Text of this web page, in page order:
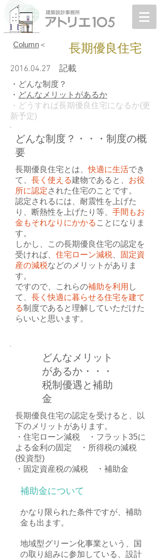
Column ＜ 長期優良住宅
2016.04.27 記載
・どんな制度？
・ どんなメリットがあるか
・どうすれば長期優良住宅になるか(更
新予定)
どんな制度？・・・制度の概
要
長期優良住宅とは、快適に生活でき
て、 長く使える建物であると、 お役
所に認定された住宅のことです。
認定されるには、耐震性を上げた
り、断熱性を上げたり等、 手間もお
金もそれなりにかかる ことになりま
す。
しかし、この長期優良住宅の認定を
受ければ、 住宅ローン減税
固定資
産の減税などのメリットがありま
す。
ですので、これらの補助を利用 し
て、 長く快適に暮らせる住宅を建て
る制度であると理解していただけた
らいいと思います。
どんなメリット
があるか・・・
税制優遇と補助
金
長期優良住宅の認定を受けると、以
下のメリットがあります。
・住宅ローン減税 ・フラット35に
よる金利の固定 ・所得税の減税
(投資型)
・固定資産税の減税 ・補助金
補助金について
かなり限られた条件ですが、補助
金も出ます。
地域型グリーン化事業という、国
の取り組みに参加している、設計